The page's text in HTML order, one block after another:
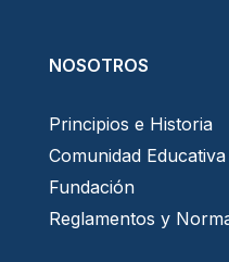
NOSOTROS
Principios e Historia
Comunidad Educativa
Fundación
Reglamentos y